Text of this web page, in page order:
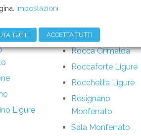
per minori con problemi
Ligure
Rocca Grimalda
Roccaforte Ligure
Rocchetta Ligure
Rosignano
Monferrato
Sala Monferrato
Impostazioni
TUTTI ACCETTA TUTTI